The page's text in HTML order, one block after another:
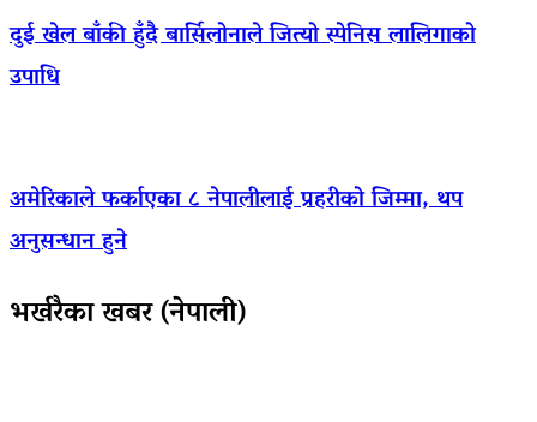
दुई खेल बाँकी हुँदै बार्सिलोनाले जित्यो स्पेनिस लालिगाको
उपाधि
अमेरिकाले फर्काएका ८ नेपालीलाई प्रहरीको जिम्मा, थप
अनुसन्धान हुने
भर्खरैका खबर (नेपाली)